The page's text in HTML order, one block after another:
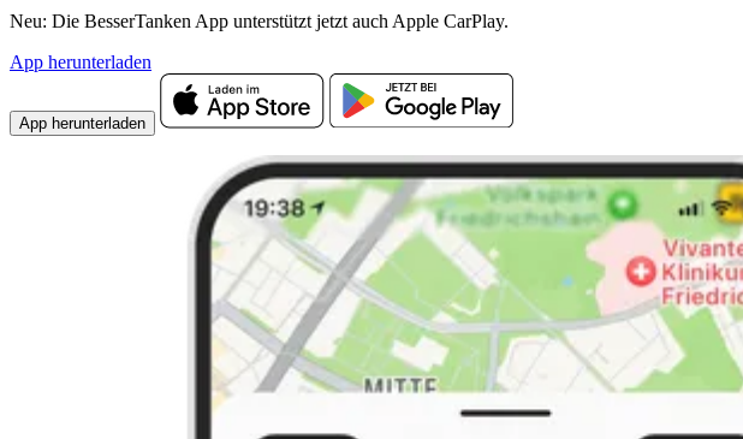
Neu: Die BesserTanken App unterstützt jetzt auch Apple CarPlay.
App herunterladen
App herunterladen